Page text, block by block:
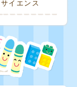
イエンス